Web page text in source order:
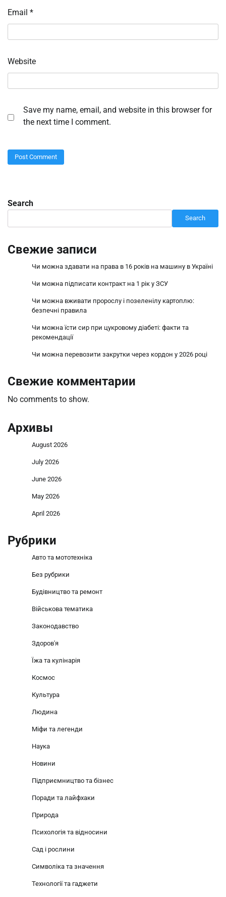
Email *
Website
Save my name, email, and website in this browser for
the next time I comment.
Search
Search
Свежие записи
Чи можна здавати на права в 16 років на машину в Україні
Чи можна підписати контракт на 1 рік у ЗСУ
Чи можна вживати пророслу і позеленілу картоплю:
безпечні правила
Чи можна їсти сир при цукровому діабеті: факти та
рекомендації
Чи можна перевозити закрутки через кордон у 2026 році
Свежие комментарии
No comments to show.
Архивы
August 2026
July 2026
June 2026
May 2026
April 2026
Рубрики
Авто та мототехніка
Без рубрики
Будівництво та ремонт
Військова тематика
Законодавство
Здоров'я
Їжа та кулінарія
Космос
Культура
Людина
Міфи та легенди
Наука
Новини
Підприємництво та бізнес
Поради та лайфхаки
Природа
Психологія та відносини
Сад і рослини
Символіка та значення
Технології та гаджети